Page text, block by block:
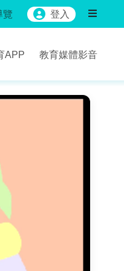
覽 登入
APP 教育媒體影音